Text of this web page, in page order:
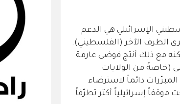
الإسرائيلي هي الدعم
الطرف الآخر (الفلسطيني).
مع ذلك أنتج فوضى عارمة
(خاصةً من الولايات
دائماً لاسترضاء
موقفاً إسرائيلياً أكثر تطرّفاً